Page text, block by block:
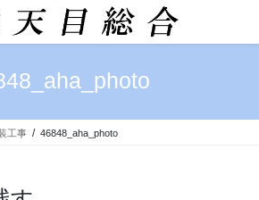
工事 46848_aha_photo